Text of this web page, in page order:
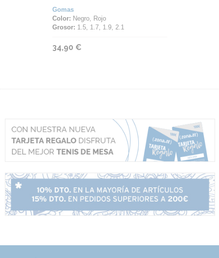
Gomas
Color: Negro, Rojo
Grosor: 1.5, 1.7, 1.9, 2.1
34,90 €